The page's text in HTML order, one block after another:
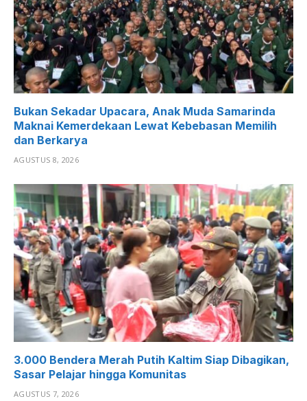
Bukan Sekadar Upacara, Anak Muda Samarinda
Maknai Kemerdekaan Lewat Kebebasan Memilih
dan Berkarya
AGUSTUS 8, 2026
3.000 Bendera Merah Putih Kaltim Siap Dibagikan,
Sasar Pelajar hingga Komunitas
AGUSTUS 7, 2026